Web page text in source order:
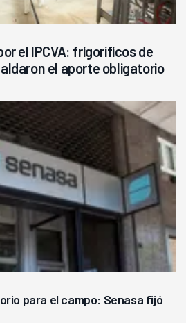
el IPCVA: frigoríficos de
el aporte obligatorio
para el campo: Senasa fijó